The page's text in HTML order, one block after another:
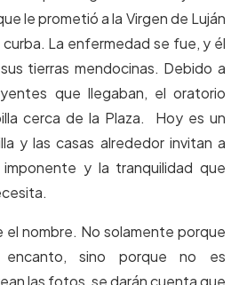
le prometió a la Virgen de Luján
curba. La enfermedad se fue, y él
tierras mendocinas. Debido a
que llegaban, el oratorio
cerca de la Plaza. Hoy es un
y las casas alrededor invitan a
y la tranquilidad que
el nombre. No solamente porque
sino porque no es
las fotos, se darán cuenta que